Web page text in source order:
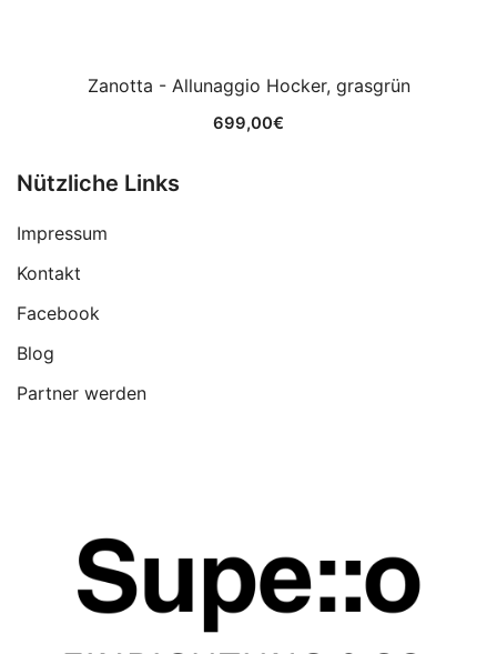
Zanotta - Allunaggio Hocker, grasgrün
699,00€
Nützliche Links
Impressum
Kontakt
Facebook
Blog
Partner werden